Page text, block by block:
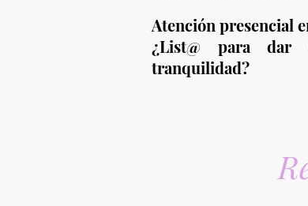
Atención presencial
¿List@ para
tranquilidad?